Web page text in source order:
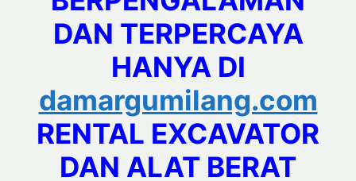
DAN TERPERCAYA
HANYA DI
damargumilang.com
RENTAL EXCAVATOR
DAN ALAT BERAT